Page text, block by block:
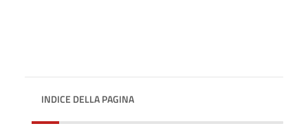
INDICE DELLA PAGINA